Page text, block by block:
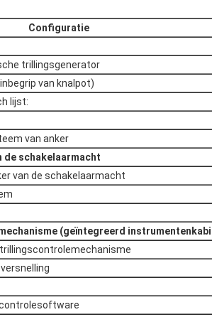
Configuratie
trillingsgenerator
van knalpot)
lijst:
van anker
de schakelaarmacht
van de schakelaarmacht
(geïntegreerd